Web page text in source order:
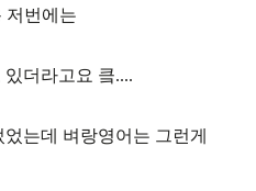
저번에는
더라고요 킄....
는데 벼랑영어는 그런게